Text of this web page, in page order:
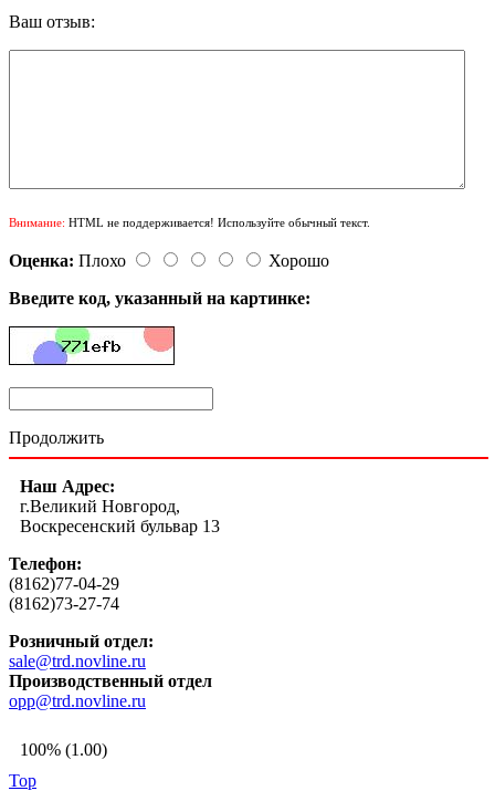
Ваш отзыв:
Внимание: HTML не поддерживается! Используйте обычный текст.
Оценка: Плохо
Хорошо
Введите код, указанный на картинке:
Продолжить
Наш Адрес:
г.Великий Новгород,
Воскресенский бульвар 13
Телефон:
(8162)77-04-29
(8162)73-27-74
Розничный отдел:
sale@trd.novline.ru
Производственный отдел
opp@trd.novline.ru
100% (1.00)
Top